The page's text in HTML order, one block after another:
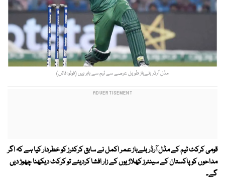
مڈل آرڈر بلےباز طویل عرصے سے ٹیم سے باہر ہیں (فوٹو: فائل)
قومی کرکٹ ٹیم کے مڈل آرڈر بلےباز عمر اکمل نے سابق کرکٹرز کو خطردار کیا ہے کہ اگر
مداحوں کو پاکستان کے سینئرز کھلاڑیوں کے زار افشا کردیئے تو کرکٹ دیکھنا چھوڑ دیں
گے۔